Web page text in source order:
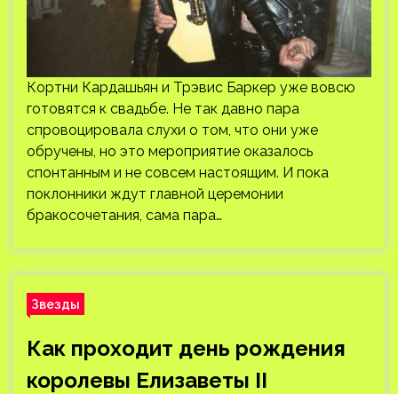
Кортни Кардашьян и Трэвис Баркер уже вовсю
готовятся к свадьбе. Не так давно пара
спровоцировала слухи о том, что они уже
обручены, но это мероприятие оказалось
спонтанным и не совсем настоящим. И пока
поклонники ждут главной церемонии
бракосочетания, сама пара…
Звезды
Как проходит день рождения
королевы Елизаветы II